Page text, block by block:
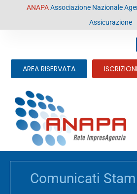
contenutoANAPAAssociazione Nazionale
Assicurazione
AREA RISERVATA
Comunicati